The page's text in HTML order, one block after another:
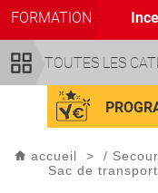
TOUTES LES
FORMATION
accueil > /
Sac de